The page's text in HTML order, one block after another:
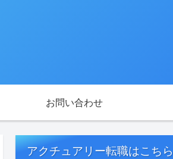
お問い合わせ
アクチュアリー転職はこちら